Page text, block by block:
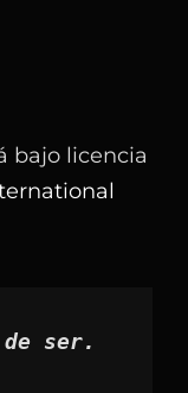
bajo licencia
ser.